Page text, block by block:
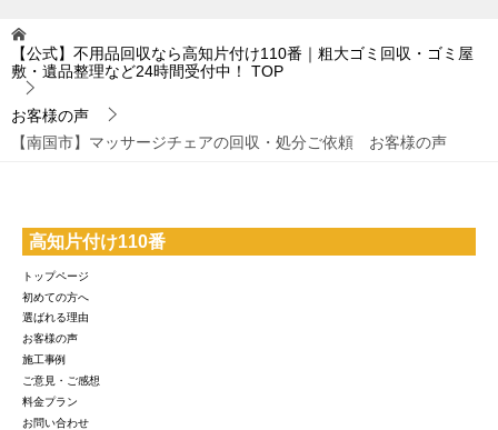
【公式】不用品回収なら高知片付け110番｜粗大ゴミ回収・ゴミ屋
敷・遺品整理など24時間受付中！
TOP
お客様の声
【南国市】マッサージチェアの回収・処分ご依頼 お客様の声
高知片付け110番
トップページ
初めての方へ
選ばれる理由
お客様の声
施工事例
ご意見・ご感想
料金プラン
お問い合わせ